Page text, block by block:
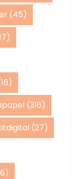
(45)
(316)
(27)